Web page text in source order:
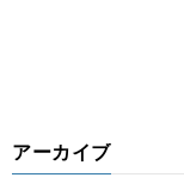
アーカイブ